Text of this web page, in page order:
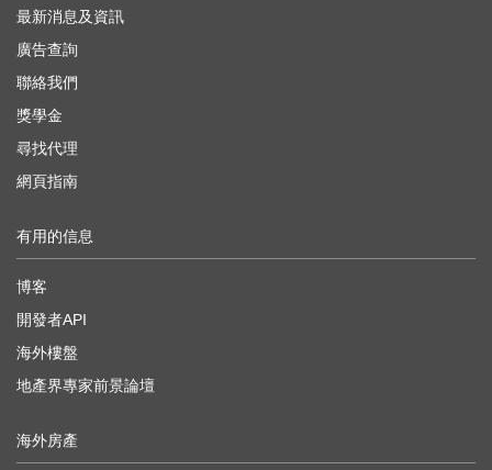
最新消息及資訊
廣告查詢
聯絡我們
獎學金
尋找代理
網頁指南
有用的信息
博客
開發者API
海外樓盤
地產界專家前景論壇
海外房產